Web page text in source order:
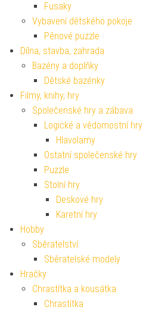
Fusaky
Vybavení dětského pokoje
Pěnové puzzle
Dílna, stavba, zahrada
Bazény a doplňky
Dětské bazénky
Filmy, knihy, hry
Společenské hry a zábava
Logické a vědomostní hry
Hlavolamy
Ostatní společenské hry
Puzzle
Stolní hry
Deskové hry
Karetní hry
Hobby
Sběratelství
Sběratelské modely
Hračky
Chrastítka a kousátka
Chrastítka